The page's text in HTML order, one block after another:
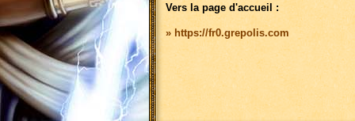
Vers la page d'accueil :
» https://fr0.grepolis.com